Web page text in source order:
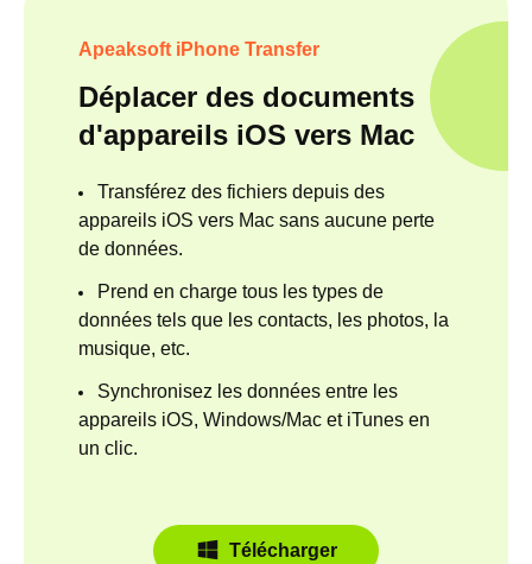
Apeaksoft iPhone Transfer
Déplacer des documents
d'appareils iOS vers Mac
Transférez des fichiers depuis des
appareils iOS vers Mac sans aucune perte
de données.
Prend en charge tous les types de
données tels que les contacts, les photos, la
musique, etc.
Synchronisez les données entre les
appareils iOS, Windows/Mac et iTunes en
un clic.
Télécharger